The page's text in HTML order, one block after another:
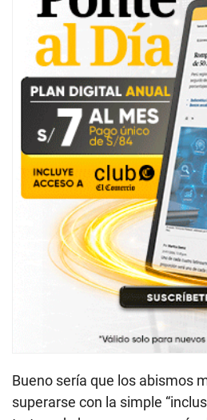
Bueno sería que los abismos
superarse con la simple